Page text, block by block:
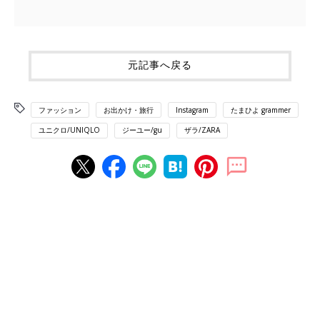
元記事へ戻る
ファッション お出かけ・旅行 Instagram たまひよ grammer
ユニクロ/UNIQLO ジーユー/gu ザラ/ZARA